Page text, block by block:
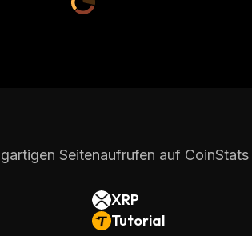
Seitenaufrufen auf
XRP
Tutorial